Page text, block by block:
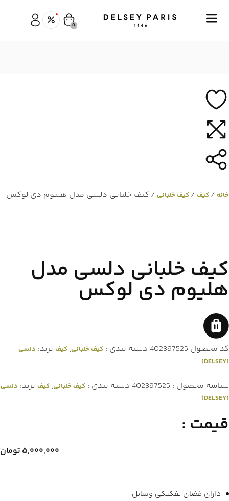
0
خانه / کیف / کیف خلبانی / کیف خلبانی دلسی مدل هلیوم دی لوکس
کیف خلبانی دلسی مدل
هلیوم دی لوکس
کد محصول 402397525 دسته بندی : کیف خلبانی, کیف برند: دلسی
(DELSEY)
شناسه محصول : 402397525 دسته بندی : کیف خلبانی, کیف برند: دلسی
(DELSEY)
قیمت :
۵,۰۰۰,۰۰۰ تومان
دارای فضای تفکیکی وسایل